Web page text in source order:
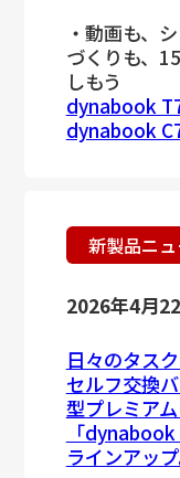
・動画も、
づくりも、
しもう
dynabook
dynabook
新製品ニ
2026年4月
日々のタス
セルフ交換
型プレミア
「
ラインアップ